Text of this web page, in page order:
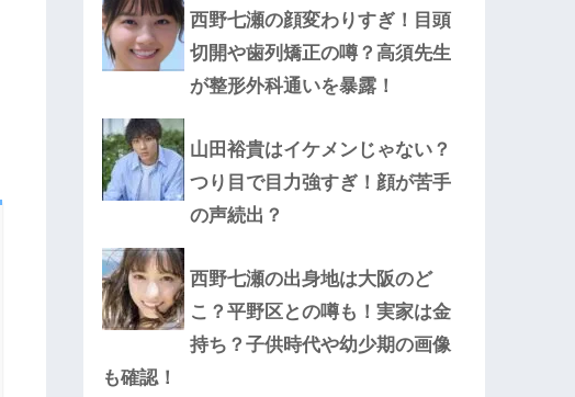
西野七瀬の顔変わりすぎ！目頭
切開や歯列矯正の噂？高須先生
が整形外科通いを暴露！
山田裕貴はイケメンじゃない？
つり目で目力強すぎ！顔が苦手
の声続出？
西野七瀬の出身地は大阪のど
こ？平野区との噂も！実家は金
持ち？子供時代や幼少期の画像
も確認！